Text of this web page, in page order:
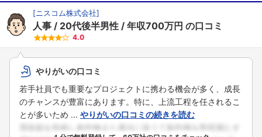
[ニスコム株式会社]
人事 20代後半男性 年収700万円 の口コミ
4.0
やりがいの口コミ
若手社員でも重要なプロジェクトに携わる機会が多く、成長
のチャンスが豊富にあります。特に、上流工程を任されるこ
とが多いため ... やりがいの口コミの続きを読む